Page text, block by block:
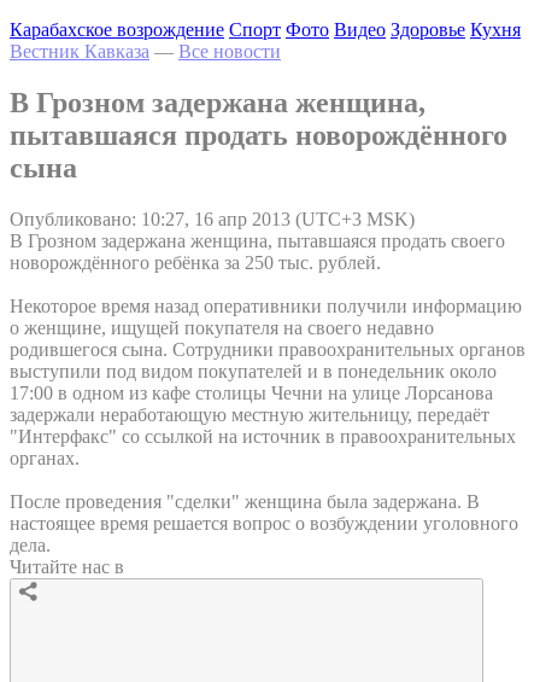
Карабахское возрождение Спорт Фото Видео Здоровье Кухня
Вестник Кавказа — Все новости
В Грозном задержана женщина,
пытавшаяся продать новорождённого
сына
Опубликовано: 10:27, 16 апр 2013 (UTC+3 MSK)
В Грозном задержана женщина, пытавшаяся продать своего
новорождённого ребёнка за 250 тыс. рублей.
Некоторое время назад оперативники получили информацию
о женщине, ищущей покупателя на своего недавно
родившегося сына. Сотрудники правоохранительных органов
выступили под видом покупателей и в понедельник около
17:00 в одном из кафе столицы Чечни на улице Лорсанова
задержали неработающую местную жительницу, передаёт
"Интерфакс" со ссылкой на источник в правоохранительных
органах.
После проведения "сделки" женщина была задержана. В
настоящее время решается вопрос о возбуждении уголовного
дела.
Читайте нас в